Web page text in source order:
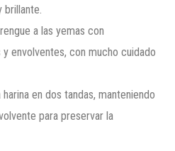
brillante.
a las yemas con
envolventes, con mucho cuidado
en dos tandas, manteniendo
para preservar la